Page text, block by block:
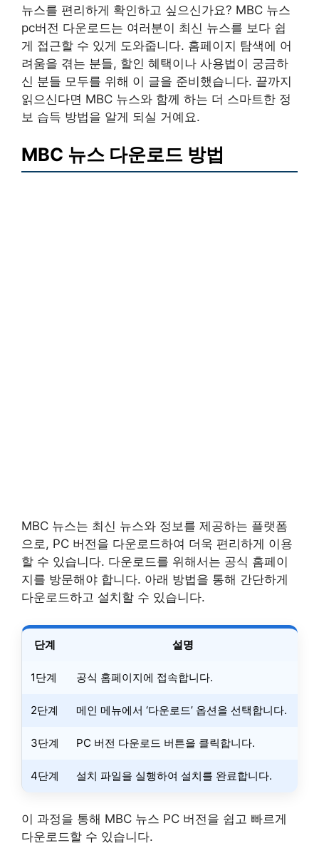
뉴스를 편리하게 확인하고 싶으신가요? MBC 뉴스
pc버전 다운로드는 여러분이 최신 뉴스를 보다 쉽
게 접근할 수 있게 도와줍니다. 홈페이지 탐색에 어
려움을 겪는 분들, 할인 혜택이나 사용법이 궁금하
신 분들 모두를 위해 이 글을 준비했습니다. 끝까지
읽으신다면 MBC 뉴스와 함께 하는 더 스마트한 정
보 습득 방법을 알게 되실 거예요.
MBC 뉴스 다운로드 방법
MBC 뉴스는 최신 뉴스와 정보를 제공하는 플랫폼
으로, PC 버전을 다운로드하여 더욱 편리하게 이용
할 수 있습니다. 다운로드를 위해서는 공식 홈페이
지를 방문해야 합니다. 아래 방법을 통해 간단하게
다운로드하고 설치할 수 있습니다.
단계 설명
1단계 공식 홈페이지에 접속합니다.
2단계 메인 메뉴에서 ‘다운로드’ 옵션을 선택합니다.
3단계 PC 버전 다운로드 버튼을 클릭합니다.
4단계 설치 파일을 실행하여 설치를 완료합니다.
이 과정을 통해 MBC 뉴스 PC 버전을 쉽고 빠르게
다운로드할 수 있습니다.